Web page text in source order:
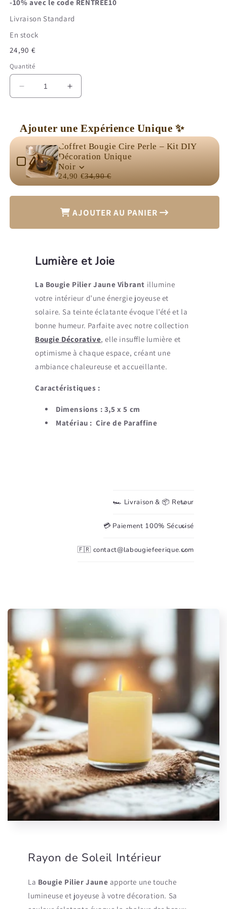
-10% avec le code RENTREE10
Livraison Standard
En stock
Prix
habituel
24,90 €
Quantité
Réduire
la
de
Bougie
Pilier
Jaune
Vibrant
Augmenter
la
Bougie
Pilier
Jaune
Vibrant
Ajouter une Expérience Unique ✨
Use the Previous and Next buttons to navigate through
Coffret Bougie Cire Perle – Kit DIY
Décoration Unique
Noir
24,90 €34,90 €
AJOUTER AU PANIER
Lumière et Joie
La Bougie Pilier Jaune Vibrant illumine
votre intérieur d’une énergie joyeuse et
solaire. Sa teinte éclatante évoque l’été et la
bonne humeur. Parfaite avec notre collection
Bougie Décorative, elle insuffle lumière et
optimisme à chaque espace, créant une
ambiance chaleureuse et accueillante.
Caractéristiques :
Dimensions : 3,5 x 5 cm
Matériau : Cire de Paraffine
🏎️ Livraison & 📦 Retour
💳 Paiement 100% Sécurisé
🇫🇷 contact@labougiefeerique.com
Rayon de Soleil Intérieur
La Bougie Pilier Jaune apporte une touche
lumineuse et joyeuse à votre décoration. Sa